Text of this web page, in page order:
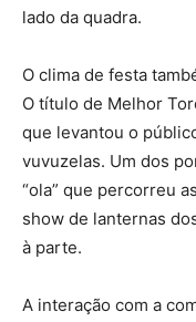
lado da quadra.
O clima de festa
O título de Melhor
que levantou o
vuvuzelas. Um dos
“ola” que percorreu
show de lanternas
à parte.
A interação com a